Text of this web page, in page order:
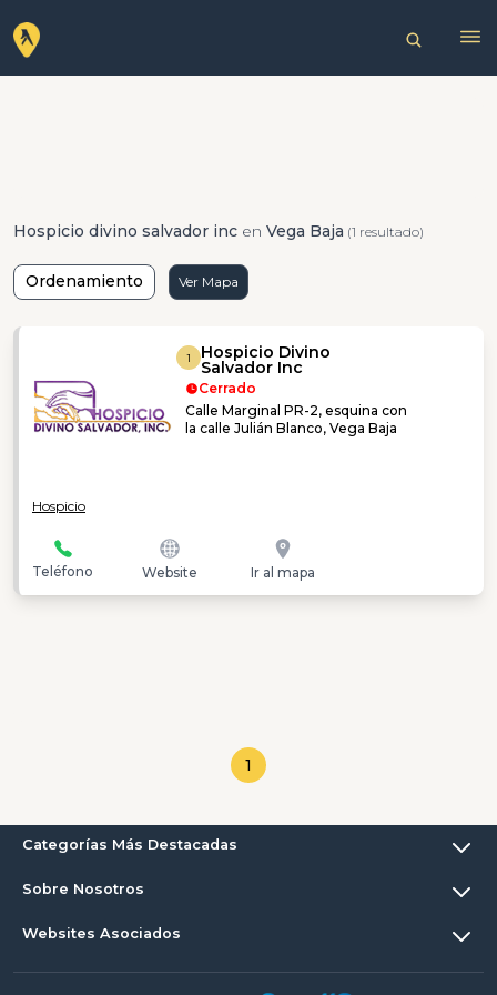
Hospicio divino salvador inc en Vega Baja (1 resultado)
Ordenamiento Ver Mapa
1 Hospicio Divino
Salvador Inc
Cerrado
Calle Marginal PR-2, esquina con
la calle Julián Blanco, Vega Baja
Hospicio
Teléfono Website Ir al mapa
1
Categorías Más Destacadas
Sobre Nosotros
Websites Asociados